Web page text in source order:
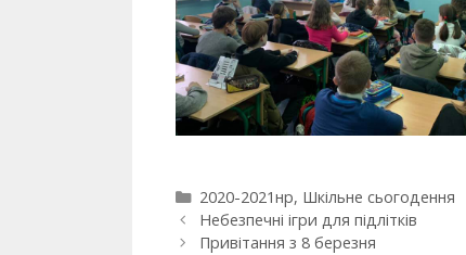
2020-2021нр, Шкільне сьогодення
Небезпечні ігри для підлітків​
Привітання з 8 березня